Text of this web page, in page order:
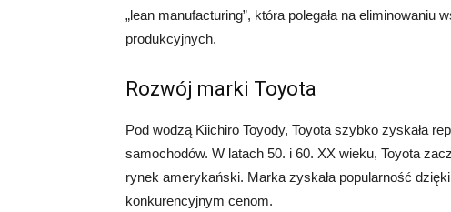
„lean manufacturing”, która polegała na
produkcyjnych.
Rozwój marki Toyota
Pod wodzą Kiichiro Toyody, Toyota szybko zyskała
samochodów. W latach 50. i 60. XX wieku, Toyota
rynek amerykański. Marka zyskała popularność
konkurencyjnym cenom.